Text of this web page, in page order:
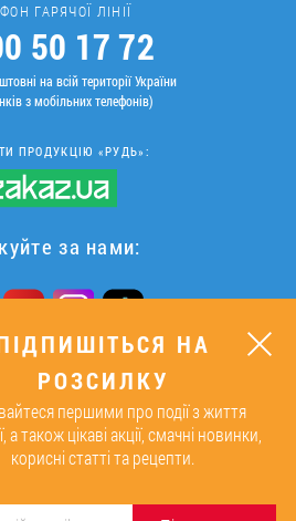
ГАРЯЧОЇ ЛІНІЇ
50 17 72
на всій території України
з мобільних телефонів)
ПРОДУКЦІЮ «РУДЬ»:
за нами:
НА РОЗСИЛКУ
ОК
я даю згоду на
НА
РОЗСИЛКУ
першими про події з життя
а також цікаві акції, смачні новинки,
корисні статті та рецепти.